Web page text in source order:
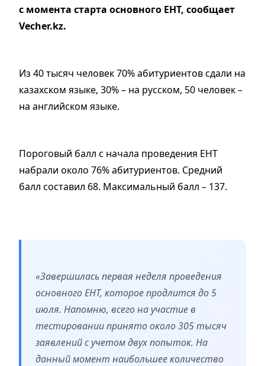
с момента старта основного ЕНТ, сообщает
Vecher.kz.
Из 40 тысяч человек 70% абитуриентов сдали на
казахском языке, 30% – на русском, 50 человек –
на английском языке.
Пороговый балл с начала проведения ЕНТ
набрали около 76% абитуриентов. Средний
балл составил 68. Максимальный балл – 137.
«Завершилась первая неделя проведения
основного ЕНТ, которое продлится до 5
июля. Напомню, всего на участие в
тестировании принято около 305 тысяч
заявлений с учетом двух попыток. На
данный момент наибольшее количество